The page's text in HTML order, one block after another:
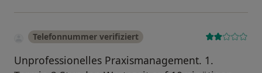
Telefonnummer verifiziert
Unprofessionelles Praxismanagement. 1.